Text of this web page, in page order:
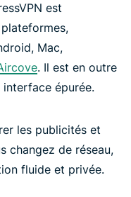
est
Mac,
. Il est en outre
épurée.
les publicités et
changez de réseau,
fluide et privée.